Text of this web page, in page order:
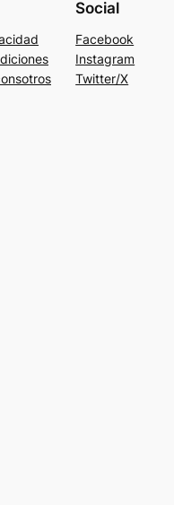
Social
Facebook
Instagram
Twitter/X